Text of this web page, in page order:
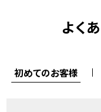
よく
初めてのお客様